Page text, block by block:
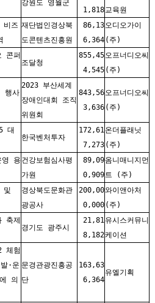
강원도 영월군
1,818교육원
비즈 재단법인경상북
도콘텐츠진흥원
86,13
6,364
오디오가이
(주)
콘퍼
조달청
855,45
4,545
오프너디오씨
(주)
행사
2023 부산세계
장애인대회 조직
위원회
843,56
3,636
오프너디오씨
(주)
대
한국벤처투자
172,61
7,273
온더플래닛
(주)
영 용 건강보험심사평
가원
89,09
0,909
옴니매니지먼
트 (주)
및
경상북도문화관
광공사
200,00
0,000
와이앤아처
(주)
축제
경기도 광주시
21,81
8,182
유시스커뮤니
케이션
체험
·운
의
문경관광진흥공
단
163,63
6,364
유엘기획